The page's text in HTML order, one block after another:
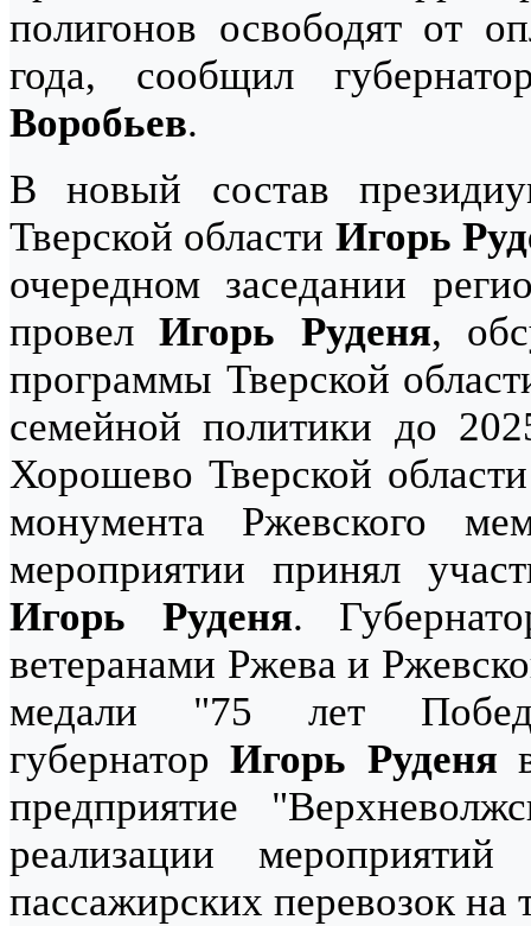
полигонов освободят от
года, сообщил
Воробьев.
В новый состав
Тверской области Игорь
очередном заседании
провелИгорь Руденя,
программы Тверской
семейной политики до
Хорошево Тверской
монумента Ржевского
мероприятии принял
Игорь Руденя.
ветеранами Ржева и
медали "75 лет
губернаторИгорь Руденя
предприятие
реализации
пассажирских перевозок на